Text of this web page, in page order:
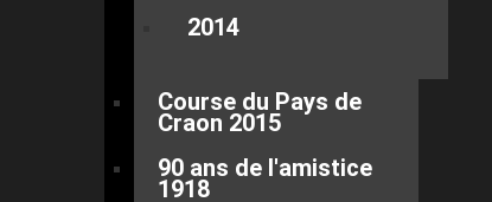
2014
Course du Pays de
Craon 2015
90 ans de l'amistice
1918